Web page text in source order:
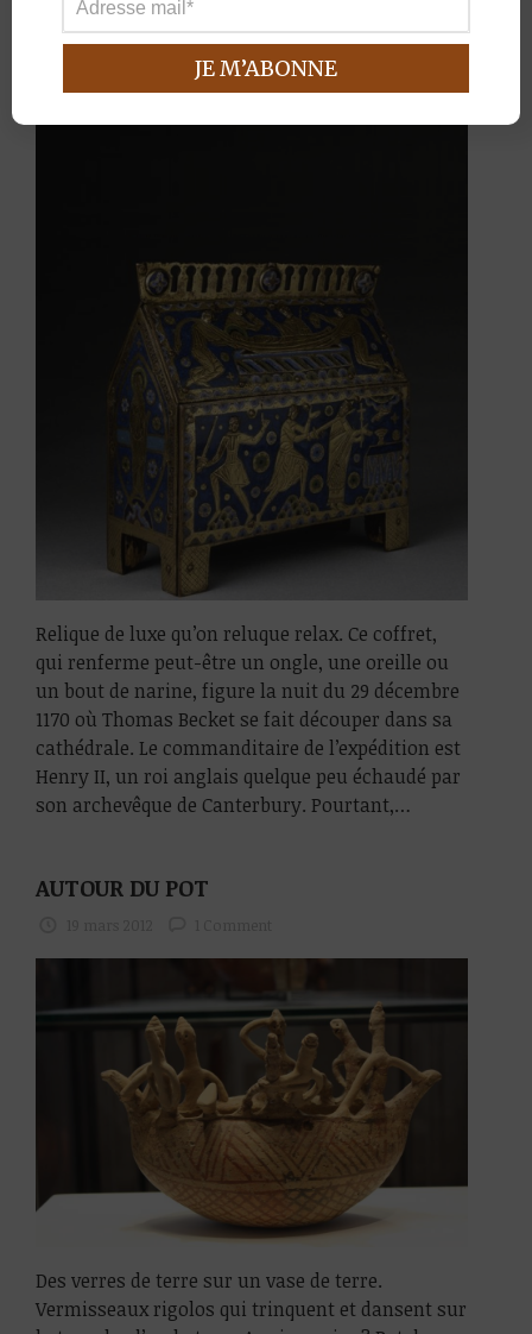
2 ÉPÉES CONTRE UN CURÉ
0 Comment
Relique de luxe qu’on reluque relax. Ce coffret,
qui renferme peut-être un ongle, une oreille ou
un bout de narine, figure la nuit du 29 décembre
1170 où Thomas Becket se fait découper dans sa
cathédrale. Le commanditaire de l’expédition est
Henry II, un roi anglais quelque peu échaudé par
son archevêque de Canterbury. Pourtant,…
AUTOUR DU POT
Des verres de terre sur un vase de terre.
Vermisseaux rigolos qui trinquent et dansent sur